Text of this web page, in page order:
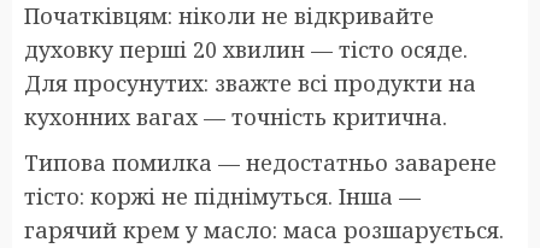
Початківцям: ніколи не відкривайте
духовку перші 20 хвилин — тісто осяде.
Для просунутих: зважте всі продукти на
кухонних вагах — точність критична.
Типова помилка — недостатньо заварене
тісто: коржі не піднімуться. Інша —
гарячий крем у масло: маса розшарується.